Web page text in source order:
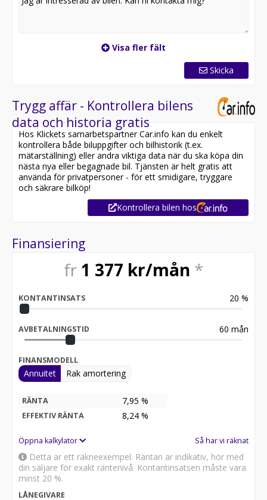
Visa fler fält
Skicka
Trygg affär - Kontrollera bilens
data och historia gratis
Hos Klickets samarbetspartner Car.info kan du enkelt
kontrollera både biluppgifter och bilhistorik (t.ex.
mätarställning) eller andra viktiga data när du ska köpa din
nästa nya eller begagnade bil. Tjänsten är helt gratis att
använda för privatpersoner - för ett smidigare, tryggare
och säkrare bilköp!
Kontrollera bilen hos
Finansiering
fr 1 377 kr/mån *
KONTANTINSATS 20 %
AVBETALNINGSTID 60 mån
FINANSMODELL
Annuitet Rak amortering
RÄNTA 7,95 %
EFFEKTIV RÄNTA 8,24 %
Öppna kalkylator Så har vi räknat
Detta är ett räkneexempel. Räntan är indikativ, hör med
din säljare för exakt räntenivå. Kontantinsatsen måste vara
minst 20 %.
LÅNEGIVARE